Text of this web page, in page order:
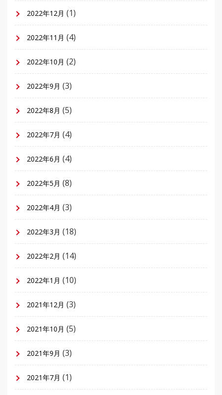
2022年12月 (1)
2022年11月 (4)
2022年10月 (2)
2022年9月 (3)
2022年8月 (5)
2022年7月 (4)
2022年6月 (4)
2022年5月 (8)
2022年4月 (3)
2022年3月 (18)
2022年2月 (14)
2022年1月 (10)
2021年12月 (3)
2021年10月 (5)
2021年9月 (3)
2021年7月 (1)